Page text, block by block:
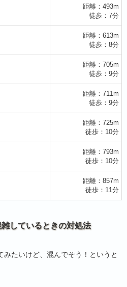
距離：493m
徒歩：7分
距離：613m
徒歩：8分
距離：705m
徒歩：9分
距離：711m
徒歩：9分
距離：725m
徒歩：10分
距離：793m
徒歩：10分
距離：857m
徒歩：11分
しているときの対処法
たいけど、混んでそう！というと